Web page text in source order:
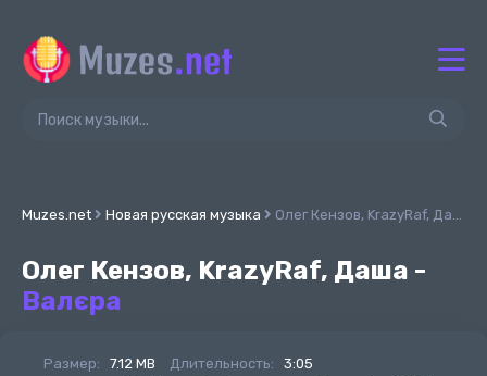
Muzes.net Новая русская музыка Олег Кензов, KrazyRaf, Даша - Валєра
Олег Кензов, KrazyRaf, Даша -
Валєра
Размер: 7.12 MB Длительность:
3:05